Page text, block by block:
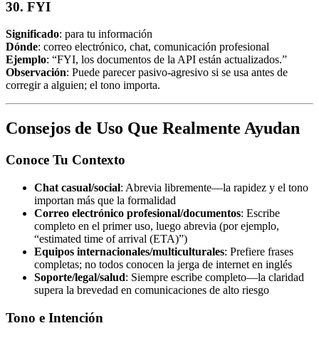
30. FYI
Significado: para tu información
Dónde: correo electrónico, chat, comunicación profesional
Ejemplo: “FYI, los documentos de la API están actualizados.”
Observación: Puede parecer pasivo-agresivo si se usa antes de
corregir a alguien; el tono importa.
Consejos de Uso Que Realmente Ayudan
Conoce Tu Contexto
Chat casual/social: Abrevia libremente—la rapidez y el tono
importan más que la formalidad
Correo electrónico profesional/documentos: Escribe
completo en el primer uso, luego abrevia (por ejemplo,
“estimated time of arrival (ETA)”)
Equipos internacionales/multiculturales: Prefiere frases
completas; no todos conocen la jerga de internet en inglés
Soporte/legal/salud: Siempre escribe completo—la claridad
supera la brevedad en comunicaciones de alto riesgo
Tono e Intención